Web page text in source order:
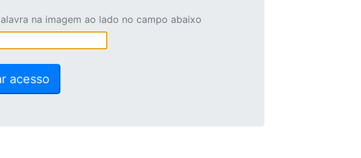
na imagem ao lado no campo abaixo